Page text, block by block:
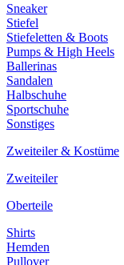
Sneaker
Stiefel
Stiefeletten & Boots
Pumps & High Heels
Ballerinas
Sandalen
Halbschuhe
Sportschuhe
Sonstiges
Zweiteiler & Kostüme
Zweiteiler
Oberteile
Shirts
Hemden
Pullover